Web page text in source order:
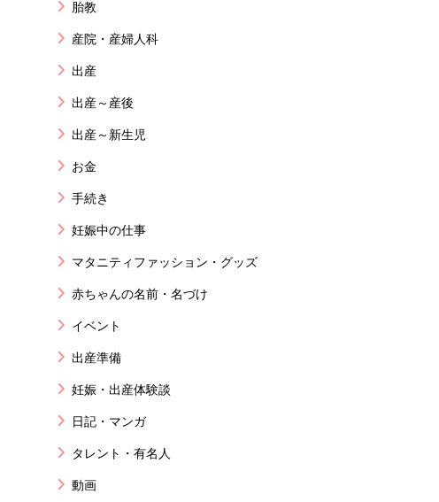
胎教
産院・産婦人科
出産
出産～産後
出産～新生児
お金
手続き
妊娠中の仕事
マタニティファッション・グッズ
赤ちゃんの名前・名づけ
イベント
出産準備
妊娠・出産体験談
日記・マンガ
タレント・有名人
動画